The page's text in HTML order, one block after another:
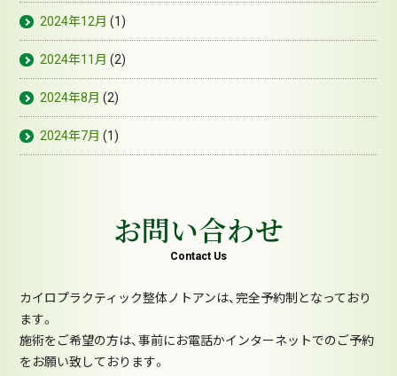
2024年12月 (1)
2024年11月 (2)
2024年8月 (2)
2024年7月 (1)
お問い合わせ
Contact Us
カイロプラクティック整体ノトアンは、完全予約制となっており
ます。
施術をご希望の方は、事前にお電話かインターネットでのご予約
をお願い致しております。